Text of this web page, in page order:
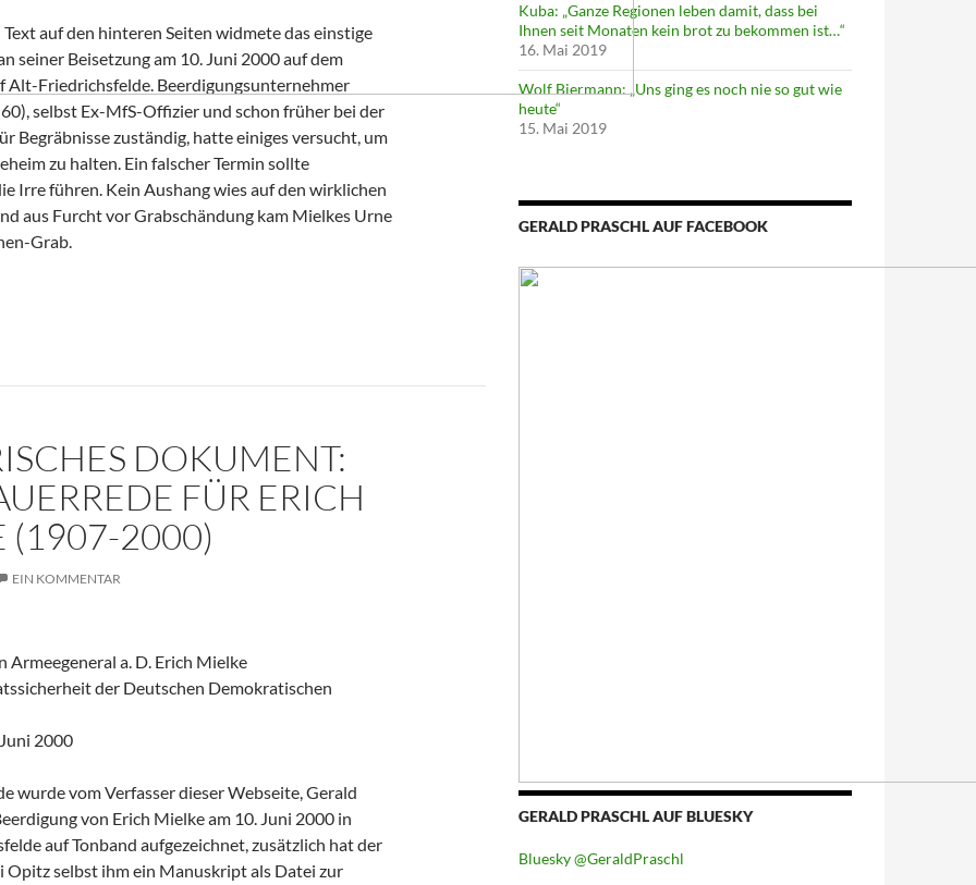
auf den hinteren Seiten widmete das einstige
seiner Beisetzung am 10. Juni 2000 auf dem
Alt-Friedrichsfelde. Beerdigungsunternehmer
selbst Ex-MfS-Offizier und schon früher bei der
Begräbnisse zuständig, hatte einiges versucht, um
zu halten. Ein falscher Termin sollte
Irre führen. Kein Aushang wies auf den wirklichen
aus Furcht vor Grabschändung kam Mielkes Urne
Grab.
weinte um den Herrn der Angst?
DOKUMENT:
FÜR ERICH
(1907-2000)
EIN KOMMENTAR
Armeegeneral a. D. Erich Mielke
der Deutschen Demokratischen
2000
wurde vom Verfasser dieser Webseite, Gerald
von Erich Mielke am 10. Juni 2000 in
auf Tonband aufgezeichnet, zusätzlich hat der
selbst ihm ein Manuskript als Datei zur
Kuba: „Ganze Regionen leben damit, dass bei
Ihnen seit Monaten kein brot zu bekommen ist…“
16. Mai 2019
Wolf Biermann: „Uns ging es noch nie so gut wie
heute“
15. Mai 2019
GERALD PRASCHL AUF FACEBOOK
GERALD PRASCHL AUF BLUESKY
Bluesky @GeraldPraschl